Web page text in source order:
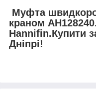
Муфта
краном
Hannifin.Купити
Дніпрі!